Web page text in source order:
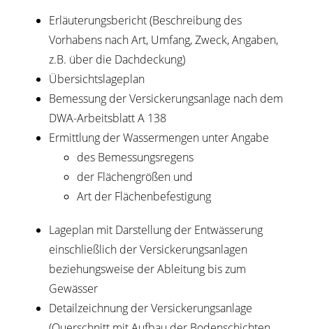
Erläuterungsbericht (Beschreibung des
Vorhabens nach Art, Umfang, Zweck, Angaben,
z.B. über die Dachdeckung)
Übersichtslageplan
Bemessung der Versickerungsanlage nach dem
DWA-Arbeitsblatt A 138
Ermittlung der Wassermengen unter Angabe
des Bemessungsregens
der Flächengrößen und
Art der Flächenbefestigung
Lageplan mit Darstellung der Entwässerung
einschließlich der Versickerungsanlagen
beziehungsweise der Ableitung bis zum
Gewässer
Detailzeichnung der Versickerungsanlage